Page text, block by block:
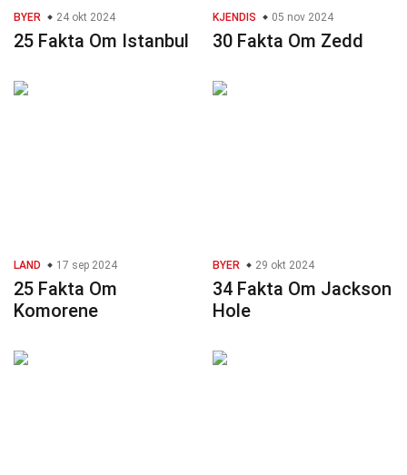
BYER 24 okt 2024
25 Fakta Om Istanbul
KJENDIS 05 nov 2024
30 Fakta Om Zedd
LAND 17 sep 2024
25 Fakta Om
Komorene
BYER 29 okt 2024
34 Fakta Om Jackson
Hole